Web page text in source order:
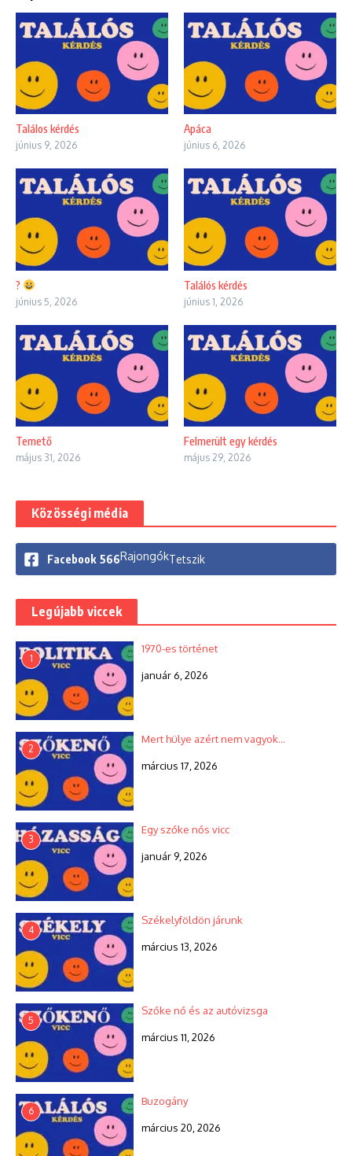
Találos kérdés
június 9, 2026
Apáca
június 6, 2026
?
június 5, 2026
Találós kérdés
június 1, 2026
Temető
május 31, 2026
Felmerült egy kérdés
május 29, 2026
Közösségi média
Facebook 566RajongókTetszik
Legújabb viccek
1
1970-es történet
január 6, 2026
2
Mert hülye azért nem vagyok…
március 17, 2026
3
Egy szőke nős vicc
január 9, 2026
4
Székelyföldön járunk
március 13, 2026
5
Szőke nő és az autóvizsga
március 11, 2026
6
Buzogány
március 20, 2026